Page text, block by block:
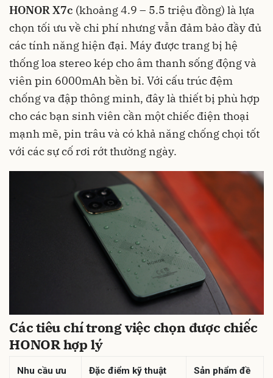
HONOR X7c (khoảng 4.9 – 5.5 triệu đồng) là lựa
chọn tối ưu về chi phí nhưng vẫn đảm bảo đầy đủ
các tính năng hiện đại. Máy được trang bị hệ
thống loa stereo kép cho âm thanh sống động và
viên pin 6000mAh bền bỉ. Với cấu trúc đệm
chống va đập thông minh, đây là thiết bị phù hợp
cho các bạn sinh viên cần một chiếc điện thoại
mạnh mẽ, pin trâu và có khả năng chống chọi tốt
với các sự cố rơi rớt thường ngày.
Các tiêu chí trong việc chọn được chiếc
HONOR hợp lý
Nhu cầu ưu
Đặc điểm kỹ thuật
Sản phẩm đề